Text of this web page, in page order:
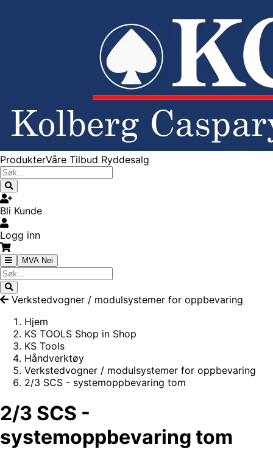
ProdukterVåre Tilbud Ryddesalg
Bli Kunde
Logg inn
MVA Nei
Verkstedvogner / modulsystemer for oppbevaring
Hjem
KS TOOLS Shop in Shop
KS Tools
Håndverktøy
Verkstedvogner / modulsystemer for oppbevaring
2/3 SCS - systemoppbevaring tom
2/3 SCS -
systemoppbevaring tom